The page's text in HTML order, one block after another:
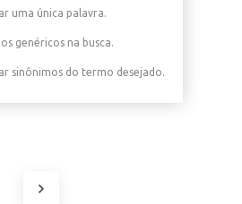
uma única palavra.
genéricos na busca.
sinônimos do termo desejado.